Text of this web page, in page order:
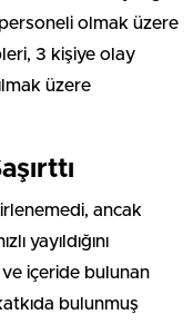
personeli olmak üzere
3 kişiye olay
üzere
ancak
yayıldığını
ve içeride bulunan
bulunmuş